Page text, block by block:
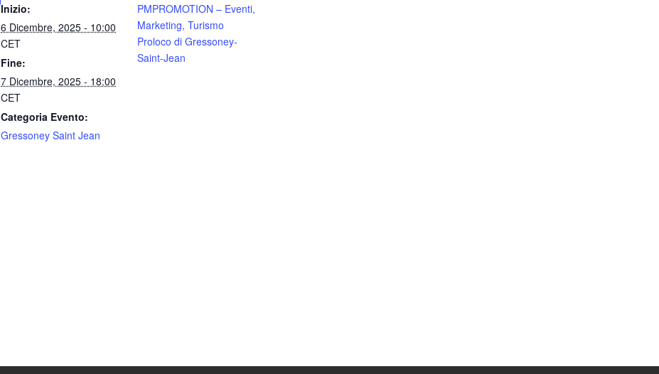
Inizio:
6 Dicembre, 2025 - 10:00
CET
Fine:
7 Dicembre, 2025 - 18:00
CET
Categoria Evento:
Gressoney Saint Jean
PMPROMOTION – Eventi,
Marketing, Turismo
Proloco di Gressoney-
Saint-Jean